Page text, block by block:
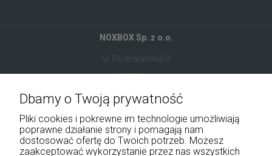
NOXBOX Sp. z o.o.
ul. Podhalańska 9
41-907 Bytom
+48 534 555 344
sklep@noxbox.pl
Dbamy o Twoją prywatność
Pliki cookies i pokrewne im technologie umożliwiają
poprawne działanie strony i pomagają nam
dostosować ofertę do Twoich potrzeb. Możesz
zaakceptować wykorzystanie przez nas wszystkich